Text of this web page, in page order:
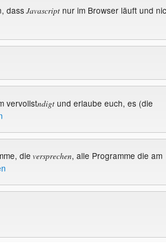
dassJavascriptnur im Browser läuft und
vervollstndigtund erlaube euch, es (die
die versprechen, alle Programme die am